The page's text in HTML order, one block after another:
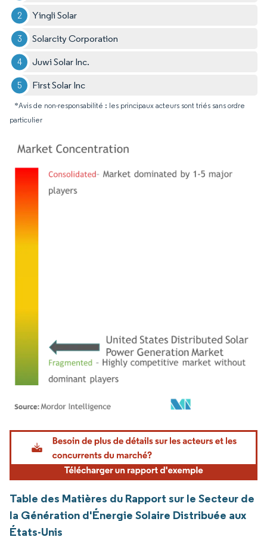
Yingli Solar
Solarcity Corporation
Juwi Solar Inc.
First Solar Inc
*Avis de non-responsabilité : les principaux acteurs sont triés sans ordre
particulier
Image © Mordor Intelligence. La réutilisation nécessite une attribution sous CC BY
Table des Matières du Rapport sur le Secteur de
la Génération d'Énergie Solaire Distribuée aux
États-Unis